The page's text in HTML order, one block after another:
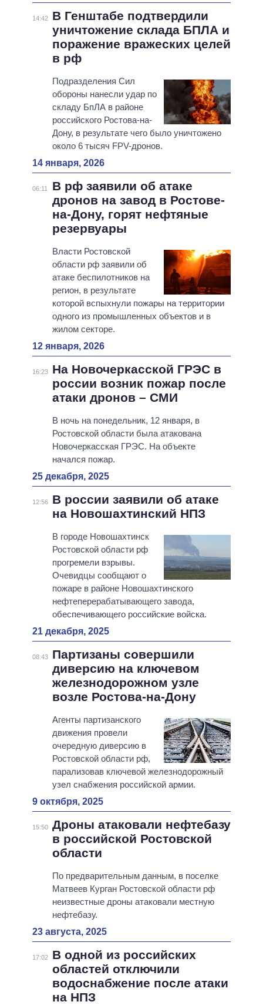
14:42
В Генштабе подтвердили
уничтожение склада БПЛА и
поражение вражеских целей
в рф
Подразделения Сил
обороны нанесли удар по
складу БпЛА в районе
российского Ростова-на-
Дону, в результате чего было уничтожено
около 6 тысяч FPV-дронов.
14 января, 2026
06:11
В рф заявили об атаке
дронов на завод в Ростове-
на-Дону, горят нефтяные
резервуары
Власти Ростовской
области рф заявили об
атаке беспилотников на
регион, в результате
которой вспыхнули пожары на территории
одного из промышленных объектов и в
жилом секторе.
12 января, 2026
16:23
На Новочеркасской ГРЭС в
россии возник пожар после
атаки дронов – СМИ
В ночь на понедельник, 12 января, в
Ростовской области была атакована
Новочеркасская ГРЭС. На объекте
начался пожар.
25 декабря, 2025
12:56
В россии заявили об атаке
на Новошахтинский НПЗ
В городе Новошахтинск
Ростовской области рф
прогремели взрывы.
Очевидцы сообщают о
пожаре в районе Новошахтинского
нефтеперерабатывающего завода,
обеспечивающего российские войска.
21 декабря, 2025
08:43
Партизаны совершили
диверсию на ключевом
железнодорожном узле
возле Ростова-на-Дону
Агенты партизанского
движения провели
очередную диверсию в
Ростовской области рф,
парализовав ключевой железнодорожный
узел снабжения российской армии.
9 октября, 2025
15:50 Дроны атаковали нефтебазу
в российской Ростовской
области
По предварительным данным, в поселке
Матвеев Курган Ростовской области рф
неизвестные дроны атаковали местную
нефтебазу.
23 августа, 2025
17:02
В одной из российских
областей отключили
водоснабжение после атаки
на НПЗ